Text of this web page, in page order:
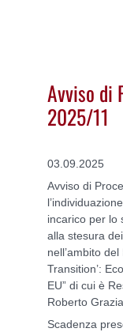
Avviso di
2025/11
03.09.2025
Avviso di
incarico per lo
alla stesura
nell’ambito
Transition’:
EU” di cui è
Roberto
Scadenza